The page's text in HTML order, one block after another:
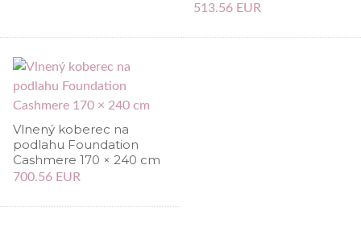
513.56 EUR
Vlnený koberec na
podlahu Foundation
Cashmere 170 × 240 cm
700.56 EUR